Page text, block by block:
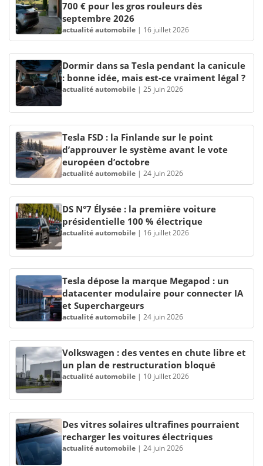
700 € pour les gros rouleurs dès
septembre 2026
actualité automobile | 16 juillet 2026
Dormir dans sa Tesla pendant la canicule
: bonne idée, mais est-ce vraiment légal ?
actualité automobile | 25 juin 2026
Tesla FSD : la Finlande sur le point
d’approuver le système avant le vote
européen d’octobre
actualité automobile | 24 juin 2026
DS N°7 Élysée : la première voiture
présidentielle 100 % électrique
actualité automobile | 16 juillet 2026
Tesla dépose la marque Megapod : un
datacenter modulaire pour connecter IA
et Superchargeurs
actualité automobile | 24 juin 2026
Volkswagen : des ventes en chute libre et
un plan de restructuration bloqué
actualité automobile | 10 juillet 2026
Des vitres solaires ultrafines pourraient
recharger les voitures électriques
actualité automobile | 24 juin 2026